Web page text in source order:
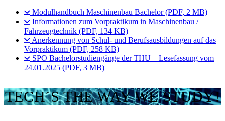
Modulhandbuch Maschinenbau Bachelor (PDF, 2 MB)
Informationen zum Vorpraktikum in Maschinenbau /
Fahrzeugtechnik (PDF, 134 KB)
Anerkennung von Schul- und Berufsausbildungen auf das
Vorpraktikum (PDF, 258 KB)
SPO Bachelorstudiengänge der THU – Lesefassung vom
24.01.2025 (PDF, 3 MB)
TECH´S THE WAY WE STUDY!